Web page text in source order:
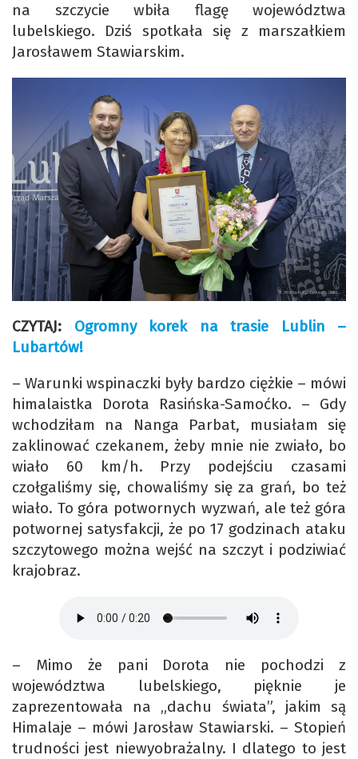
na szczycie wbiła flagę województwa
lubelskiego. Dziś spotkała się z marszałkiem
Jarosławem Stawiarskim.
CZYTAJ: Ogromny korek na trasie Lublin –
Lubartów!
– Warunki wspinaczki były bardzo ciężkie – mówi
himalaistka Dorota Rasińska-Samoćko. – Gdy
wchodziłam na Nanga Parbat, musiałam się
zaklinować czekanem, żeby mnie nie zwiało, bo
wiało 60 km/h. Przy podejściu czasami
czołgaliśmy się, chowaliśmy się za grań, bo też
wiało. To góra potwornych wyzwań, ale też góra
potwornej satysfakcji, że po 17 godzinach ataku
szczytowego można wejść na szczyt i podziwiać
krajobraz.
– Mimo że pani Dorota nie pochodzi z
województwa lubelskiego, pięknie je
zaprezentowała na „dachu świata”, jakim są
Himalaje – mówi Jarosław Stawiarski. – Stopień
trudności jest niewyobrażalny. I dlatego to jest